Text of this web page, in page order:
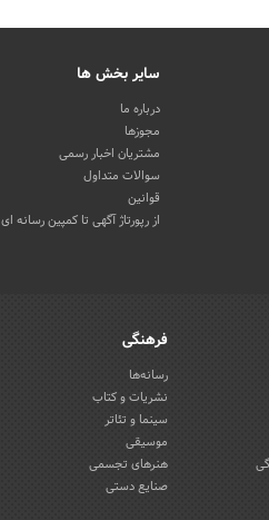
سایر بخش ها
درباره ما
مجوزها
مشتریان اخبار رسمی
سوالات متداول
قوانین
از رپورتاژ آگهی تا کمپین رسانه ای
فرهنگی
رسانه‌ها
نشریات و کتاب
سینما و تئاتر
موسیقی
هنرهای تجسمی
صنایع دستی